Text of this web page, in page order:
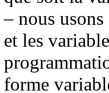
– nous
et les
forme